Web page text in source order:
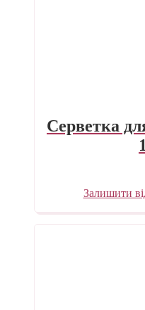
Серветка
Залишити